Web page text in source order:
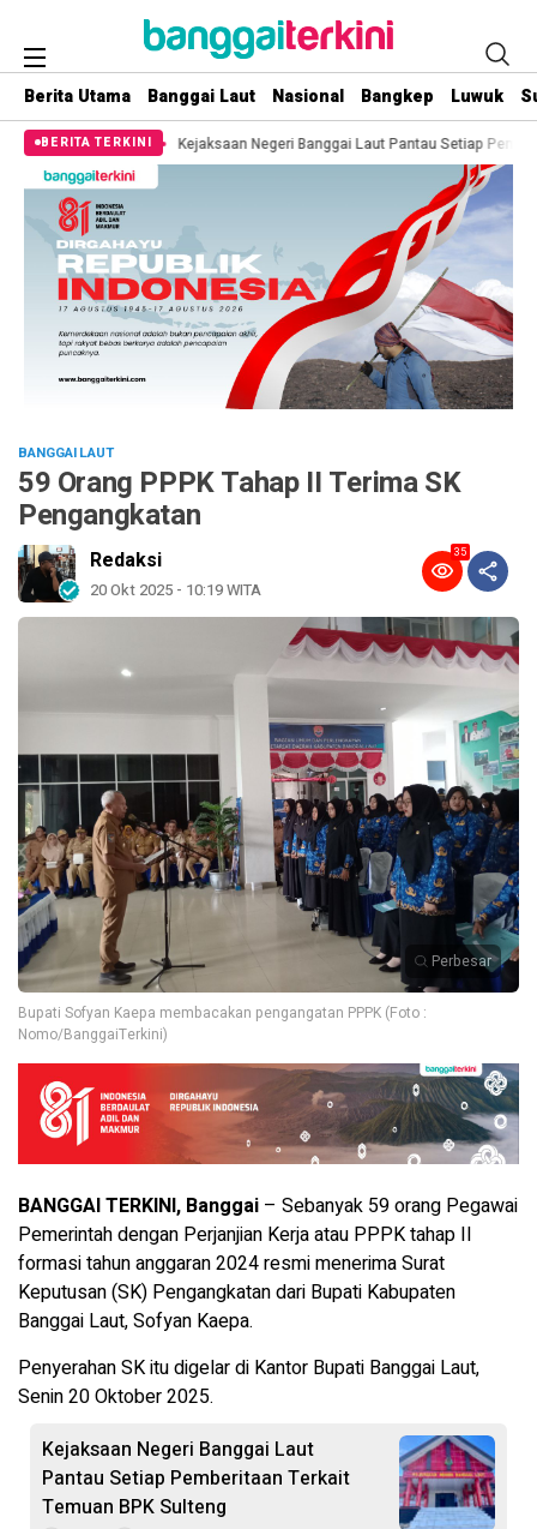
Berita Utama Banggai Laut Nasional Bangkep Luwuk
BERITA TERKINI
Kejaksaan Negeri Banggai Laut Pantau Setiap Pemberitaan Terkait
BANGGAI LAUT
59 Orang PPPK Tahap II Terima SK
Pengangkatan
Redaksi
20 Okt 2025 - 10:19 WITA
35
Perbesar
Bupati Sofyan Kaepa membacakan pengangatan PPPK (Foto :
Nomo/BanggaiTerkini)
BANGGAI TERKINI, Banggai – Sebanyak 59 orang Pegawai
Pemerintah dengan Perjanjian Kerja atau PPPK tahap II
formasi tahun anggaran 2024 resmi menerima Surat
Keputusan (SK) Pengangkatan dari Bupati Kabupaten
Banggai Laut, Sofyan Kaepa.
Penyerahan SK itu digelar di Kantor Bupati Banggai Laut,
Senin 20 Oktober 2025.
Kejaksaan Negeri Banggai Laut
Pantau Setiap Pemberitaan Terkait
Temuan BPK Sulteng